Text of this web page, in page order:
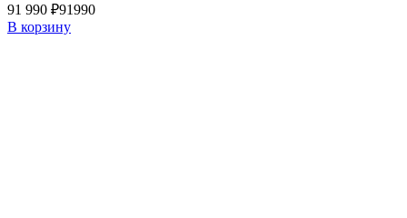
91 990 ₽91990
В корзину